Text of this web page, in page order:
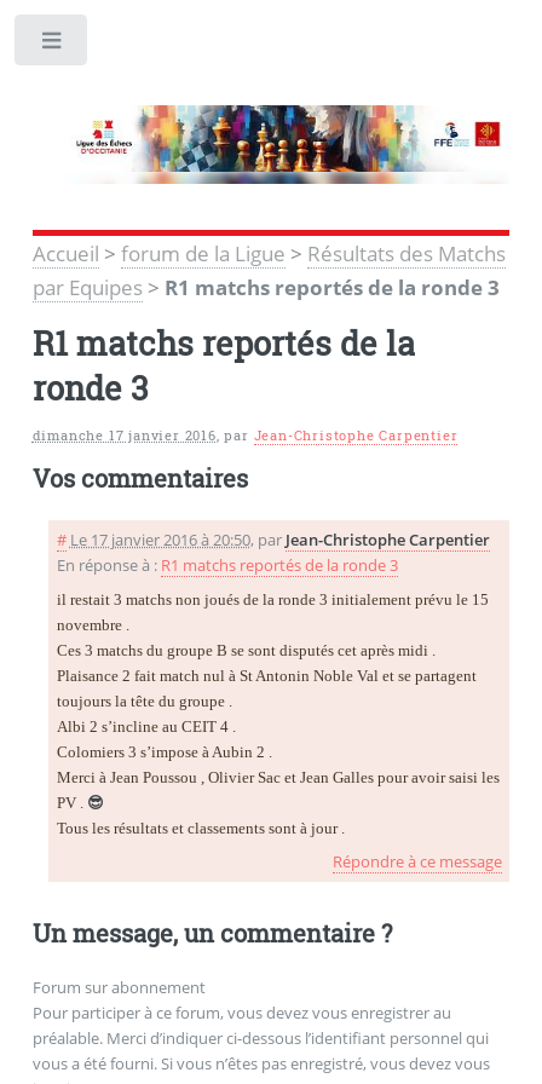
Accueil > forum de la Ligue > Résultats des Matchs
par Equipes> R1 matchs reportés de la ronde 3
R1 matchs reportés de la
ronde 3
dimanche 17 janvier 2016,par Jean-Christophe Carpentier
Vos commentaires
# Le 17 janvier 2016 à 20:50, par Jean-Christophe Carpentier
En réponse à : R1 matchs reportés de la ronde 3
il restait 3 matchs non joués de la ronde 3 initialement prévu le 15
novembre .
Ces 3 matchs du groupe B se sont disputés cet après midi .
Plaisance 2 fait match nul à St Antonin Noble Val et se partagent
toujours la tête du groupe .
Albi 2 s’incline au CEIT 4 .
Colomiers 3 s’impose à Aubin 2 .
Merci à Jean Poussou , Olivier Sac et Jean Galles pour avoir saisi les
PV . 😎
Tous les résultats et classements sont à jour .
Répondre à ce message
Un message, un commentaire ?
Forum sur abonnement
Pour participer à ce forum, vous devez vous enregistrer au
préalable. Merci d’indiquer ci-dessous l’identifiant personnel qui
vous a été fourni. Si vous n’êtes pas enregistré, vous devez vous